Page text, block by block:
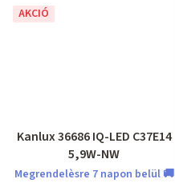
AKCIÓ
Kanlux 36686 IQ-LED C37E14
5,9W-NW
Megrendelèsre 7 napon belül 🚚